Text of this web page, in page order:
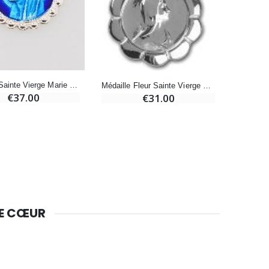
Bougie de Neuvaine Contre le Mal - Saint Michel
Médaille Sainte Vierge Marie en Argent et Email -16mm
€37.00 €31.00
CŒUR